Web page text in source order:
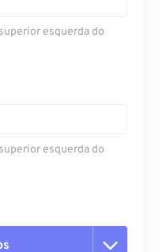
esquerda do
esquerda do